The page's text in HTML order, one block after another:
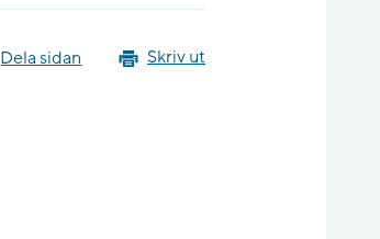
Skriv ut
Dela sidan